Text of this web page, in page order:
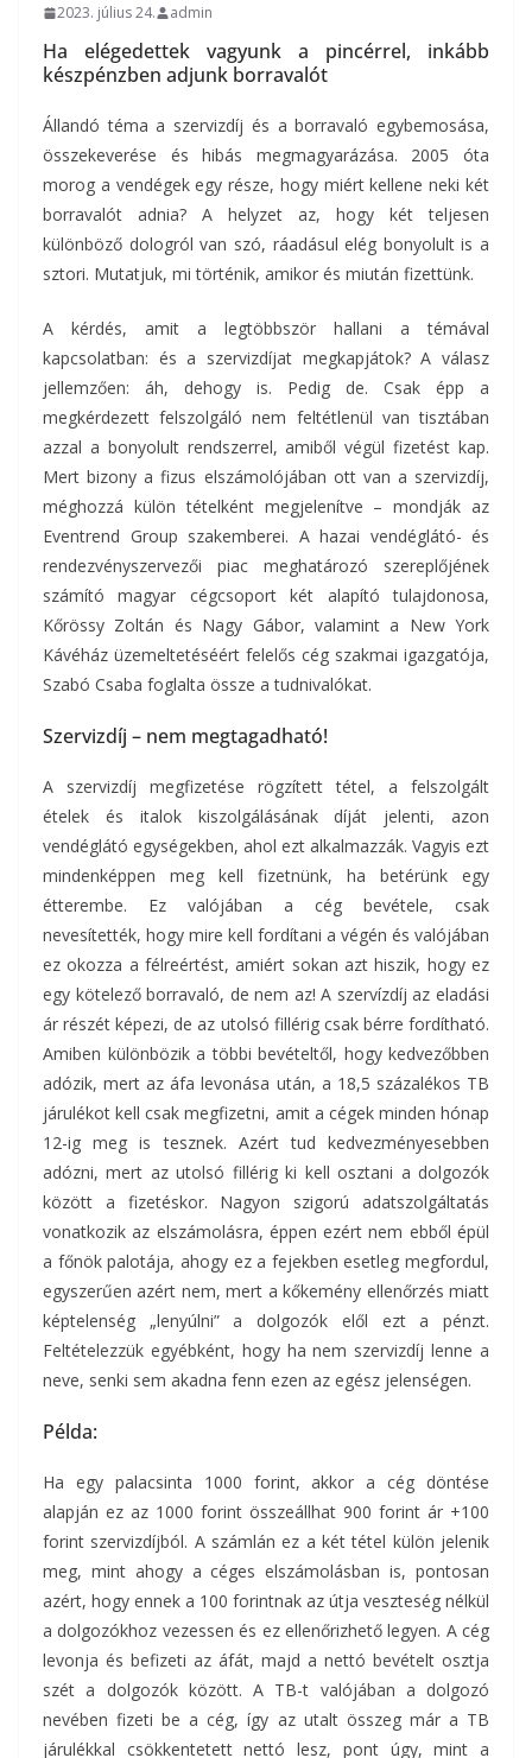
2023. július 24. admin
Ha elégedettek vagyunk a pincérrel, inkább
készpénzben adjunk borravalót
Állandó téma a szervizdíj és a borravaló egybemosása,
összekeverése és hibás megmagyarázása. 2005 óta
morog a vendégek egy része, hogy miért kellene neki két
borravalót adnia? A helyzet az, hogy két teljesen
különböző dologról van szó, ráadásul elég bonyolult is a
sztori. Mutatjuk, mi történik, amikor és miután fizettünk.
A kérdés, amit a legtöbbször hallani a témával
kapcsolatban: és a szervizdíjat megkapjátok? A válasz
jellemzően: áh, dehogy is. Pedig de. Csak épp a
megkérdezett felszolgáló nem feltétlenül van tisztában
azzal a bonyolult rendszerrel, amiből végül fizetést kap.
Mert bizony a fizus elszámolójában ott van a szervizdíj,
méghozzá külön tételként megjelenítve – mondják az
Eventrend Group szakemberei. A hazai vendéglátó- és
rendezvényszervezői piac meghatározó szereplőjének
számító magyar cégcsoport két alapító tulajdonosa,
Kőrössy Zoltán és Nagy Gábor, valamint a New York
Kávéház üzemeltetéséért felelős cég szakmai igazgatója,
Szabó Csaba foglalta össze a tudnivalókat.
Szervizdíj – nem megtagadható!
A szervizdíj megfizetése rögzített tétel, a felszolgált
ételek és italok kiszolgálásának díját jelenti, azon
vendéglátó egységekben, ahol ezt alkalmazzák. Vagyis ezt
mindenképpen meg kell fizetnünk, ha betérünk egy
étterembe. Ez valójában a cég bevétele, csak
nevesítették, hogy mire kell fordítani a végén és valójában
ez okozza a félreértést, amiért sokan azt hiszik, hogy ez
egy kötelező borravaló, de nem az! A szervízdíj az eladási
ár részét képezi, de az utolsó fillérig csak bérre fordítható.
Amiben különbözik a többi bevételtől, hogy kedvezőbben
adózik, mert az áfa levonása után, a 18,5 százalékos TB
járulékot kell csak megfizetni, amit a cégek minden hónap
12-ig meg is tesznek. Azért tud kedvezményesebben
adózni, mert az utolsó fillérig ki kell osztani a dolgozók
között a fizetéskor. Nagyon szigorú adatszolgáltatás
vonatkozik az elszámolásra, éppen ezért nem ebből épül
a főnök palotája, ahogy ez a fejekben esetleg megfordul,
egyszerűen azért nem, mert a kőkemény ellenőrzés miatt
képtelenség „lenyúlni” a dolgozók elől ezt a pénzt.
Feltételezzük egyébként, hogy ha nem szervizdíj lenne a
neve, senki sem akadna fenn ezen az egész jelenségen.
Példa:
Ha egy palacsinta 1000 forint, akkor a cég döntése
alapján ez az 1000 forint összeállhat 900 forint ár +100
forint szervizdíjból. A számlán ez a két tétel külön jelenik
meg, mint ahogy a céges elszámolásban is, pontosan
azért, hogy ennek a 100 forintnak az útja veszteség nélkül
a dolgozókhoz vezessen és ez ellenőrizhető legyen. A cég
levonja és befizeti az áfát, majd a nettó bevételt osztja
szét a dolgozók között. A TB-t valójában a dolgozó
nevében fizeti be a cég, így az utalt összeg már a TB
járulékkal csökkentetett nettó lesz, pont úgy, mint a